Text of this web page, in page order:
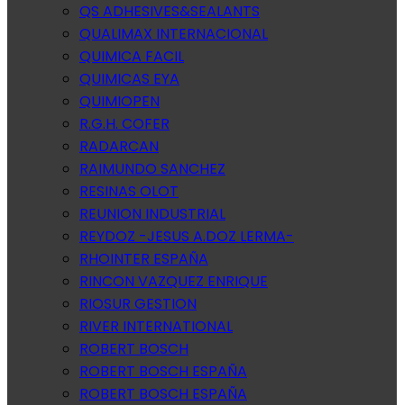
QS ADHESIVES&SEALANTS
QUALIMAX INTERNACIONAL
QUIMICA FACIL
QUIMICAS EYA
QUIMIOPEN
R.G.H. COFER
RADARCAN
RAIMUNDO SANCHEZ
RESINAS OLOT
REUNION INDUSTRIAL
REYDOZ -JESUS A.DOZ LERMA-
RHOINTER ESPAÑA
RINCON VAZQUEZ ENRIQUE
RIOSUR GESTION
RIVER INTERNATIONAL
ROBERT BOSCH
ROBERT BOSCH ESPAÑA
ROBERT BOSCH ESPAÑA